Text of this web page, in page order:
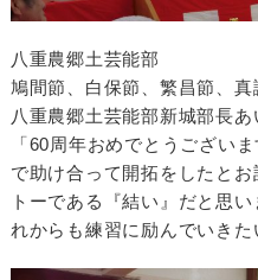
八重農郷土芸能部
鳩間節、白保節、繁昌節、真
八重農郷土芸能部新城部長あ
「60周年おめでとうござい
で助け合って開拓をしたと
トーである『結い』だと思
れからも練習に励んでいきた